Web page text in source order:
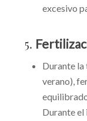
excesivo
5.
Durante
verano),
Durante el